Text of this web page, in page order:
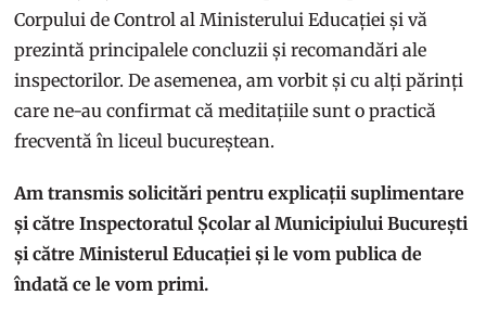
Corpului de Control al Ministerului Educației și vă
prezintă principalele concluzii și recomandări ale
inspectorilor. De asemenea, am vorbit și cu alți părinți
care ne-au confirmat că meditațiile sunt o practică
frecventă în liceul bucureștean.
Am transmis solicitări pentru explicații suplimentare
și către Inspectoratul Școlar al Municipiului București
și către Ministerul Educației și le vom publica de
îndată ce le vom primi.